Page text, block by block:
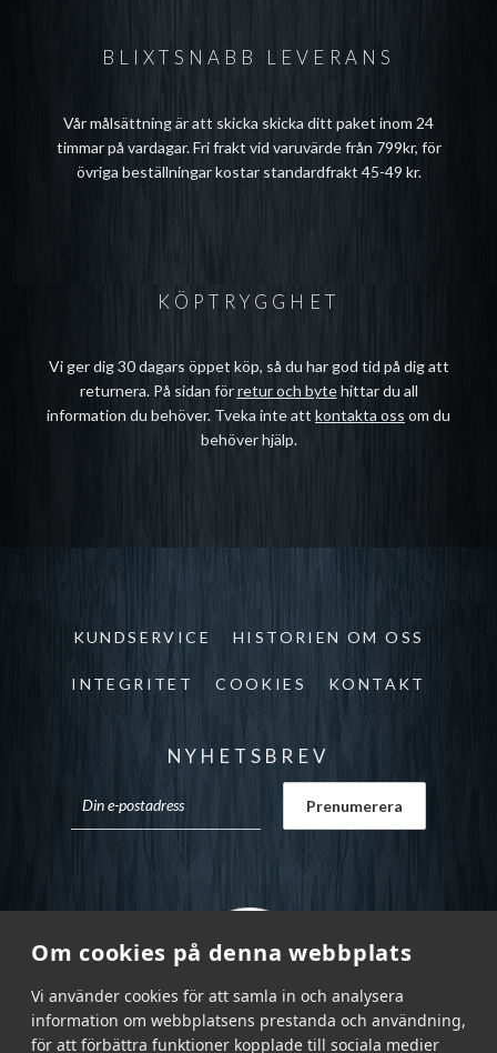
Om cookies på denna webbplats
Vi använder cookies för att samla in och analysera
information om webbplatsens prestanda och användning,
för att förbättra funktioner kopplade till sociala medier
BLIXTSNABB LEVERANS
Vår målsättning är att skicka skicka ditt paket inom 24
timmar på vardagar. Fri frakt vid varuvärde från 799kr, för
övriga beställningar kostar standardfrakt 45-49 kr.
KÖPTRYGGHET
Vi ger dig 30 dagars öppet köp, så du har god tid på dig att
returnera. På sidan förretur och bytehittar du all
information du behöver. Tveka inte att kontakta oss om du
behöver hjälp.
KUNDSERVICE HISTORIEN OM OSS
INTEGRITET COOKIES KONTAKT
NYHETSBREV